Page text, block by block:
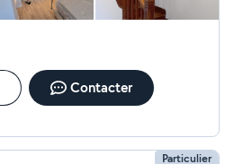
Contacter
Particulier